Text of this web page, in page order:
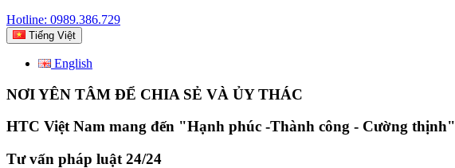
Hotline: 0989.386.729
Tiếng Việt
English
NƠI YÊN TÂM ĐỂ CHIA SẺ VÀ ỦY THÁC
HTC Việt Nam mang đến "Hạnh phúc -Thành công - Cường thịnh"
Tư vấn pháp luật 24/24